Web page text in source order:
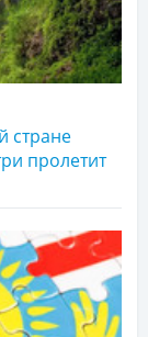
стране
пролетит